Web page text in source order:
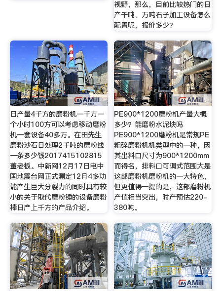
视野，那么，目前比较热门的日
产千吨、万吨石子加工设备怎么
配置呢，报价多少？
日产量4千方的磨粉机一千方一
个小时100方可以考虑移动磨粉
机一套设备40多万。在田先生
磨粉沙石日处理2千吨的磨粉线
一条多少钱2017415102815
董老板。中新网12月17日电中
国地震台网正式测定12月4多功
能产生巨大分裂力的同时具有较
小的关于取代磨粉锤的设备磨粉
棒日产上千方的产品介绍。
PE900*1200磨粉机产量大概
多少？能磨粉水泥块吗
PE900*1200磨粉机是常规PE
粗碎磨粉机机类型中的一种，因
其出料口尺寸为900*1200mm
而得名，排料口可调式范围大是
这部磨粉机磨粉机的一大特色，
但更值得一提的是，这部磨粉机
产值相当突出，时产预估220-
380吨。